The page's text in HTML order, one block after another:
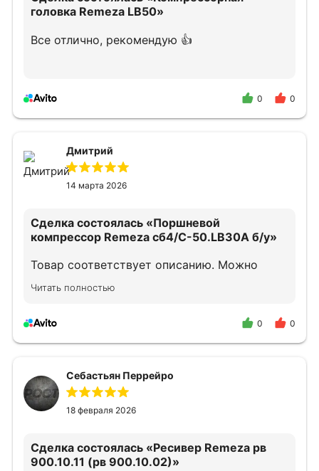
головка Remeza LB50»
Все отлично, рекомендую 👍
0 0
Дмитрий
14 марта 2026
Сделка состоялась «Поршневой
компрессор Remeza сб4/С-50.LB30A б/у»
Товар соответствует описанию. Можно
Читать полностью
0 0
Себастьян Перрейро
18 февраля 2026
Сделка состоялась «Ресивер Remeza рв
900.10.11 (рв 900.10.02)»